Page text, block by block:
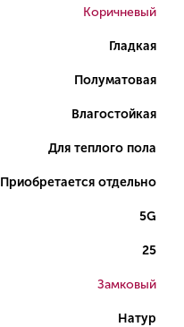
Коричневый
Гладкая
Полуматовая
Влагостойкая
Для теплого пола
Приобретается отдельно
5G
25
Замковый
Натур